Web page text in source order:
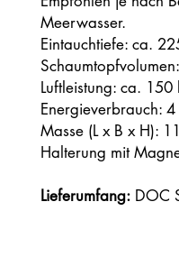
Meerwasser.
Eintauchtiefe: ca.
Luftleistung: ca.
Energieverbrauch:
Masse (L x B x H):
Halterung mit
Lieferumfang: DOC